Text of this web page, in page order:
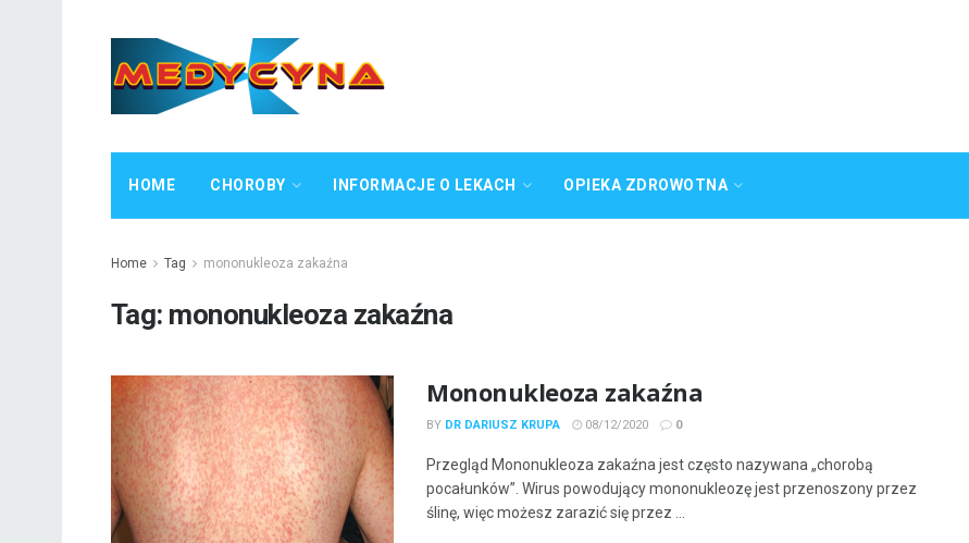
HOME CHOROBY INFORMACJE O LEKACH OPIEKA ZDROWOTNA
Home Tag mononukleoza zakaźna
Tag: mononukleoza zakaźna
Mononukleoza zakaźna
BY DR DARIUSZ KRUPA 08/12/2020 0
Przegląd Mononukleoza zakaźna jest często nazywana „chorobą
pocałunków”. Wirus powodujący mononukleozę jest przenoszony przez
ślinę, więc możesz zarazić się przez ...